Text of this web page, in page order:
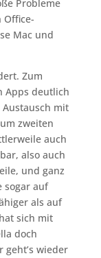
Probleme
Office-
Mac und
Zum
Apps deutlich
mit
zweiten
auch
also auch
und ganz
sogar auf
als auf
sich mit
doch
geht’s wieder